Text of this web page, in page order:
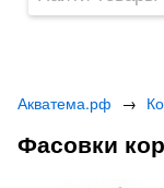
Акватема.рф →
Фасовки